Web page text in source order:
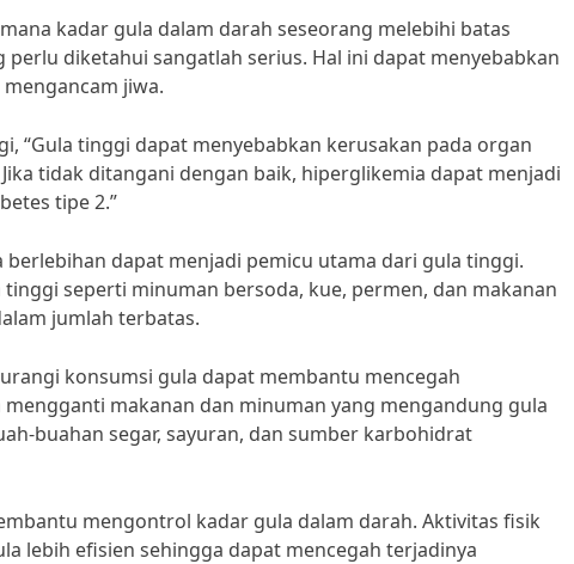
kadar gula dalam darah seseorang melebihi batas
diketahui sangatlah serius. Hal ini dapat menyebabkan
jiwa.
“Gula tinggi dapat menyebabkan kerusakan pada organ
tidak ditangani dengan baik, hiperglikemia dapat menjadi
tipe 2.”
dapat menjadi pemicu utama dari gula tinggi.
seperti minuman bersoda, kue, permen, dan makanan
jumlah terbatas.
konsumsi gula dapat membantu mencegah
makanan dan minuman yang mengandung gula
buahan segar, sayuran, dan sumber karbohidrat
mengontrol kadar gula dalam darah. Aktivitas fisik
lebih efisien sehingga dapat mencegah terjadinya